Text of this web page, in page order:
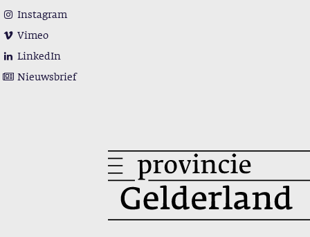
Instagram
Vimeo
LinkedIn
Nieuwsbrief